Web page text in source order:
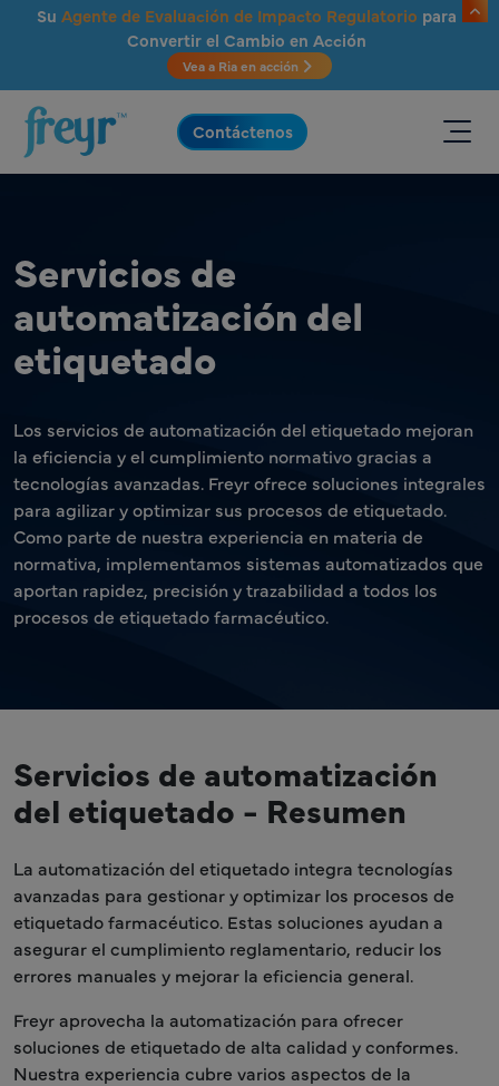
Saltar al contenido principal
Su Agente de Evaluación de Impacto Regulatorio para
Convertir el Cambio en Acción
Vea a Ria en acción
.
Contáctenos
Servicios de
automatización del
etiquetado
Los servicios de automatización del etiquetado mejoran
la eficiencia y el cumplimiento normativo gracias a
tecnologías avanzadas. Freyr ofrece soluciones integrales
para agilizar y optimizar sus procesos de etiquetado.
Como parte de nuestra experiencia en materia de
normativa, implementamos sistemas automatizados que
aportan rapidez, precisión y trazabilidad a todos los
procesos de etiquetado farmacéutico.
Servicios de automatización
del etiquetado - Resumen
La automatización del etiquetado integra tecnologías
avanzadas para gestionar y optimizar los procesos de
etiquetado farmacéutico. Estas soluciones ayudan a
asegurar el cumplimiento reglamentario, reducir los
errores manuales y mejorar la eficiencia general.
Freyr aprovecha la automatización para ofrecer
soluciones de etiquetado de alta calidad y conformes.
Nuestra experiencia cubre varios aspectos de la